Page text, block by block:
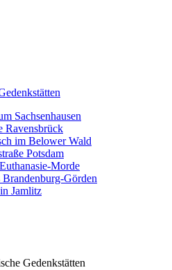
Sachsenhausen
Ravensbrück
im Belower Wald
Potsdam
Morde
Görden
Jamlitz
Gedenkstätten